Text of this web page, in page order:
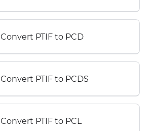
Convert PTIF to PCD
Convert PTIF to PCDS
Convert PTIF to PCL